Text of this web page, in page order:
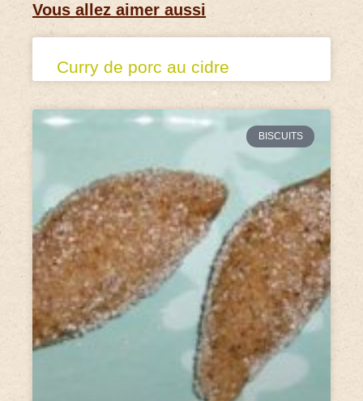
Vous allez aimer aussi
Curry de porc au cidre
BISCUITS